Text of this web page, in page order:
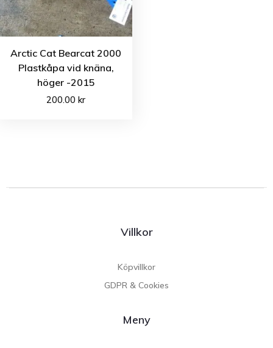
Arctic Cat Bearcat 2000
Plastkåpa vid knäna,
höger -2015
200.00kr
Villkor
Köpvillkor
GDPR & Cookies
Meny